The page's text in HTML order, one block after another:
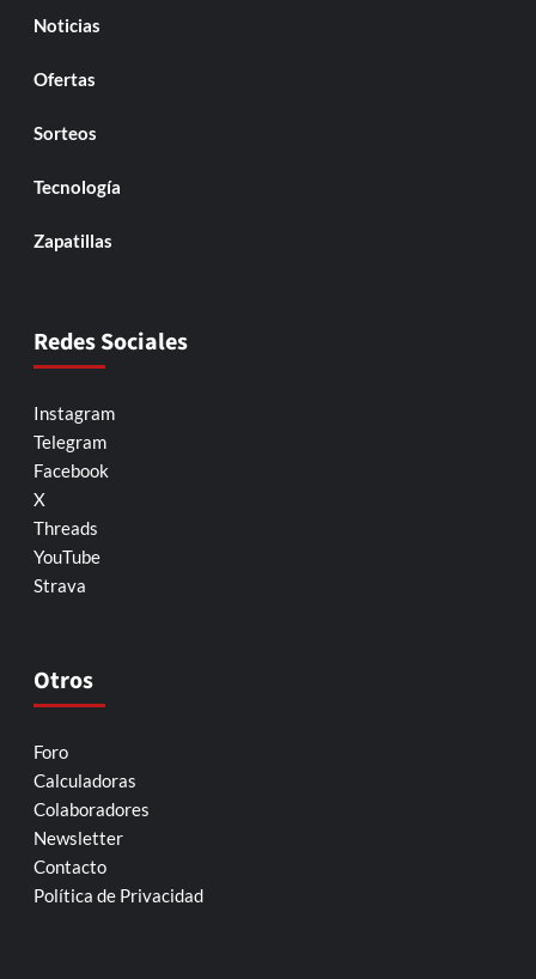
Noticias
Ofertas
Sorteos
Tecnología
Zapatillas
Redes Sociales
Instagram
Telegram
Facebook
X
Threads
YouTube
Strava
Otros
Foro
Calculadoras
Colaboradores
Newsletter
Contacto
Política de Privacidad